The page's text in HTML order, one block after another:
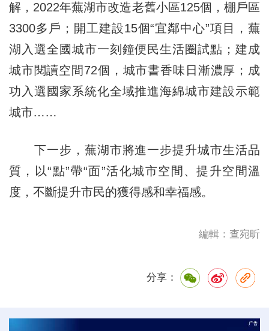
解，2022年蕪湖市改造老舊小區125個，棚戶區
3300多戶；開工建設15個“宜鄰中心”項目，蕪
湖入選全國城市一刻鐘便民生活圈試點；建成
城市閱讀空間72個，城市書香味日漸濃厚；成
功入選國家系統化全域推進海綿城市建設示範
城市……
下一步，蕪湖市將進一步提升城市生活品
質，以“點”帶“面”活化城市空間、提升空間溫
度，不斷提升市民的獲得感和幸福感。
編輯：查宛昕
分享：